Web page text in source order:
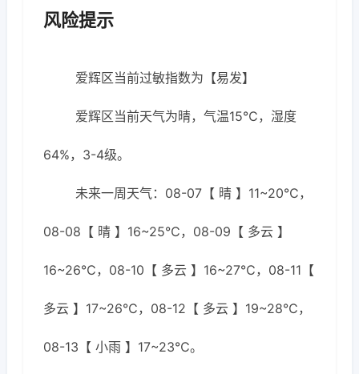
风险提示
爱辉区当前过敏指数为【易发】
爱辉区当前天气为晴，气温15℃，湿度
64%，3-4级。
未来一周天气：08-07【 晴 】11~20℃，
08-08【 晴 】16~25℃，08-09【 多云 】
16~26℃，08-10【 多云 】16~27℃，08-11【
多云 】17~26℃，08-12【 多云 】19~28℃，
08-13【 小雨 】17~23℃。